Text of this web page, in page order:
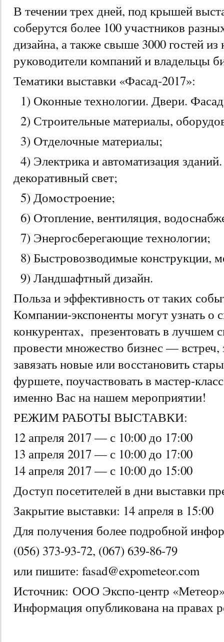
В течении трех дней, под крышей
соберутся более 100 участников
дизайна, а также свыше 3000 гостей
руководители компаний и владельцы
Тематики выставки «Фасад-2017»:
1) Оконные технологии. Двери.
2) Строительные материалы,
3) Отделочные материалы;
4) Электрика и автоматизация
декоративный свет;
5) Домостроение;
6) Отопление, вентиляция,
7) Энергосберегающие технологии;
8) Быстровозводимые конструкции,
9) Ландшафтный дизайн.
Польза и эффективность от таких
Компании-экспоненты могут узнать о
конкурентах, презентовать в лучшем
провести множество бизнес — встреч,
завязать новые или восстановить
фуршете, поучаствовать в мастер-
именно Вас на нашем мероприятии!
РЕЖИМ РАБОТЫ ВЫСТАВКИ:
12 апреля 2017 — с 10:00 до 17:00
13 апреля 2017 — с 10:00 до 17:00
14 апреля 2017 — с 10:00 до 15:00
Доступ посетителей в дни выставки
Закрытие выставки: 14 апреля в 15:00
Для получения более подробной
(056) 373-93-72, (067) 639-86-79
или пишите: fasad@expometeor.com
Источник: ООО Экспо-центр
Информация опубликована на правах